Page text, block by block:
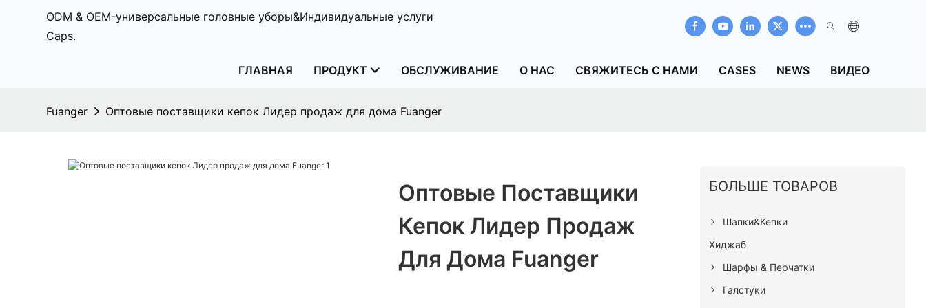
ODM & OEM-универсальные головные уборы&Индивидуальные услуги
Caps.
ГЛАВНАЯ ПРОДУКТ ОБСЛУЖИВАНИЕ О НАС СВЯЖИТЕСЬ С НАМИ CASES NEWS ВИДЕО
Fuanger Оптовые поставщики кепок Лидер продаж для дома Fuanger
Оптовые Поставщики
Кепок Лидер Продаж
Для Дома Fuanger
БОЛЬШЕ ТОВАРОВ
Шапки&Кепки
Хиджаб
Шарфы & Перчатки
Галстуки